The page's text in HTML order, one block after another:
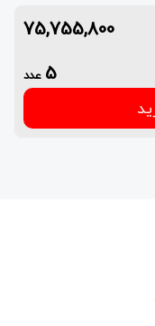
75,755,800
5 عدد